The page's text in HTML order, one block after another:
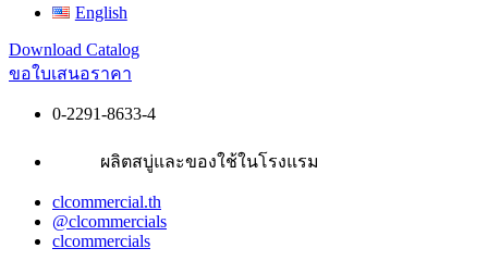
English
Download Catalog
ขอใบเสนอราคา
0-2291-8633-4
ผลิตสบู่และของใช้ในโรงแรม
clcommercial.th
@clcommercials
clcommercials